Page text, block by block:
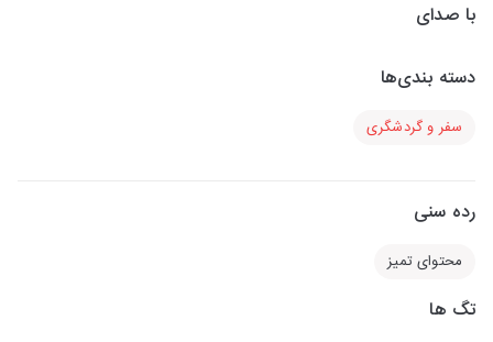
با صدای
دسته بندی‌ها
سفر و گردشگری
رده سنی
محتوای تمیز
تگ ها